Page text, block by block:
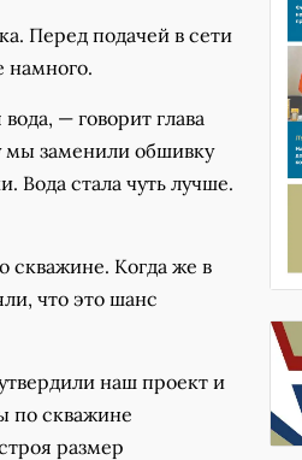
Перед подачей в сети
намного.
— говорит глава
мы заменили обшивку
Вода стала чуть лучше.
скважине. Когда же в
что это шанс
наш проект и
по скважине
размер